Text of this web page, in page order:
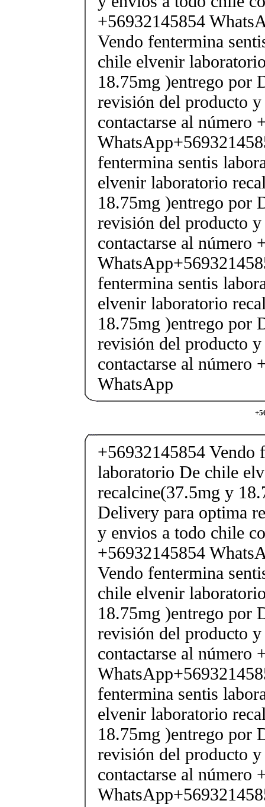
+56932145854
Vendo fentermina
chile elvenir
18.75mg )entrego por
revisión del producto
contactarse al número
fentermina sentis
elvenir laboratorio
18.75mg )entrego por
revisión del producto
contactarse al número
fentermina sentis
elvenir laboratorio
18.75mg )entrego por
revisión del producto
contactarse al número
WhatsApp
+56932145854 Vendo
laboratorio De chile
recalcine(37.5mg y
Delivery para optima
y envios a todo chile
+56932145854
Vendo fentermina
chile elvenir
18.75mg )entrego por
revisión del producto
contactarse al número
fentermina sentis
elvenir laboratorio
18.75mg )entrego por
revisión del producto
contactarse al número